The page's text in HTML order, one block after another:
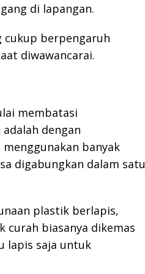
di lapangan.
cukup berpengaruh
diwawancarai.
membatasi
dengan
banyak
digabungkan dalam satu
plastik berlapis,
curah biasanya dikemas
lapis saja untuk